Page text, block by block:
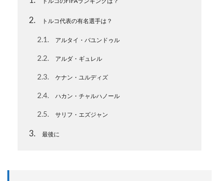
2 トルコ代表の有名選手は？
2.1 アルタイ・バユンドゥル
2.2 アルダ・ギュレル
2.3 ケナン・ユルディズ
2.4 ハカン・チャルハノール
2.5 サリフ・エズジャン
3 最後に